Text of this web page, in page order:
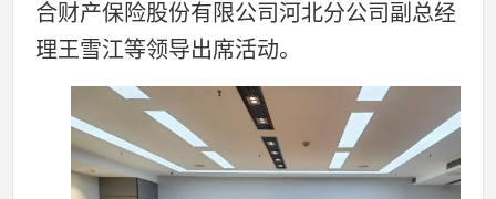
合财产保险股份有限公司河北分公司副总经
理王雪江等领导出席活动。